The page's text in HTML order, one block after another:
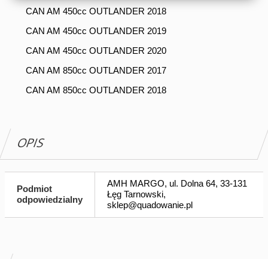
CAN AM 450cc OUTLANDER 2018
CAN AM 450cc OUTLANDER 2019
CAN AM 450cc OUTLANDER 2020
CAN AM 850cc OUTLANDER 2017
CAN AM 850cc OUTLANDER 2018
OPIS
Podmiot
odpowiedzialny
AMH MARGO, ul. Dolna 64, 33-131
Łęg Tarnowski,
sklep@quadowanie.pl